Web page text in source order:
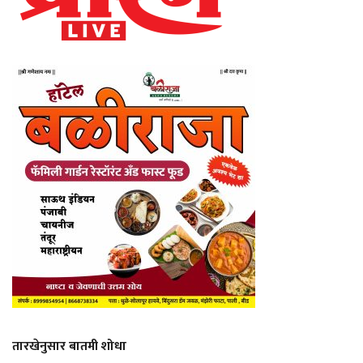
तारखेनुसार बातमी शोधा